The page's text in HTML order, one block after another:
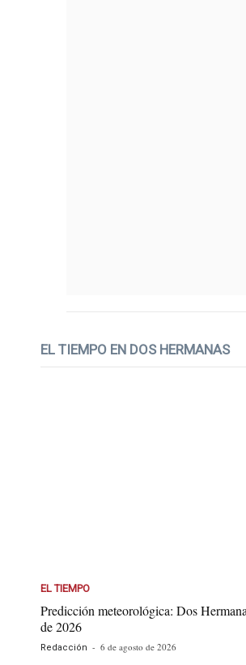
EL TIEMPO EN DOS HERMANAS
EL TIEMPO
Predicción meteorológica: Dos
de 2026
Redacción - 6 de agosto de 2026